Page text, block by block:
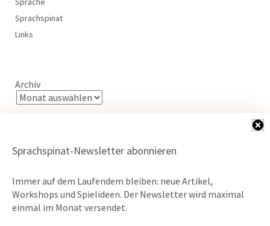
Sprachspinat-Newsletter abonnieren
Immer auf dem Laufendem bleiben: neue Artikel,
Workshops und Spielideen. Der Newsletter wird maximal
einmal im Monat versendet.
Sprachspinat
Links
Archiv
Kontakt
Datenschutz